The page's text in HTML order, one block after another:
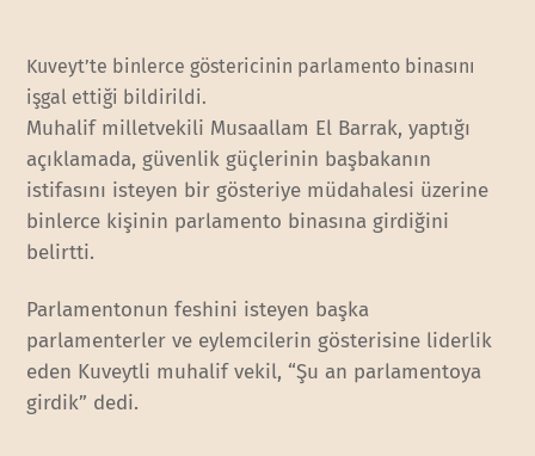
Kuveyt’te binlerce göstericinin parlamento binasını
işgal ettiği bildirildi.
Muhalif milletvekili Musaallam El Barrak, yaptığı
açıklamada, güvenlik güçlerinin başbakanın
istifasını isteyen bir gösteriye müdahalesi üzerine
binlerce kişinin parlamento binasına girdiğini
belirtti.
Parlamentonun feshini isteyen başka
parlamenterler ve eylemcilerin gösterisine liderlik
eden Kuveytli muhalif vekil, “Şu an parlamentoya
girdik” dedi.